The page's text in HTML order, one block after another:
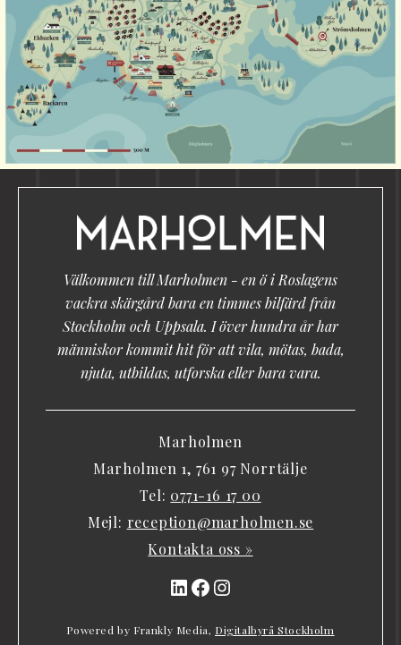
Välkommen till Marholmen - en ö i Roslagens
vackra skärgård bara en timmes bilfärd från
Stockholm och Uppsala. I över hundra år har
människor kommit hit för att vila, mötas, bada,
njuta, utbildas, utforska eller bara vara.
Marholmen
Marholmen 1, 761 97 Norrtälje
Tel: 0771-16 17 00
Mejl: reception@marholmen.se
Kontakta oss »
LinkedIn
Facebook
Instagram
Powered by Frankly Media, Digitalbyrå Stockholm